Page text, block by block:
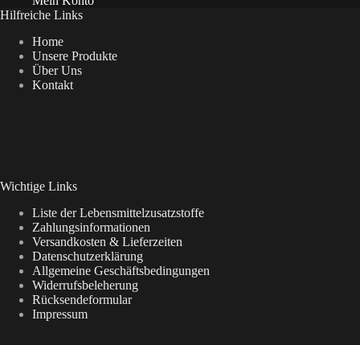
Hilfreiche Links
Home
Unsere Produkte
Über Uns
Kontakt
Wichtige Links
Liste der Lebensmittelzusatzstoffe
Zahlungsinformationen
Versandkosten & Lieferzeiten
Datenschutzerklärung
Allgemeine Geschäftsbedingungen
Widerrufsbeleherung
Rücksendeformular
Impressum